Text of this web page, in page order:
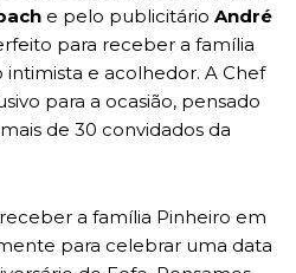
e pelo publicitário André
para receber a família
e acolhedor. A Chef
para a ocasião, pensado
de 30 convidados da
a família Pinheiro em
para celebrar uma data